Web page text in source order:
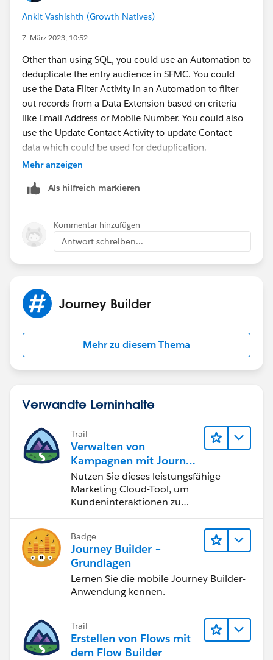
Ankit Vashishth (Growth Natives)
7. März 2023, 10:52
Other than using SQL, you could use an Automation to
deduplicate the entry audience in SFMC. You could
use the Data Filter Activity in an Automation to filter
out records from a Data Extension based on criteria
like Email Address or Mobile Number. You could also
use the Update Contact Activity to update Contact
data which could be used for deduplication.
Mehr anzeigen
Als hilfreich markieren
Kommentar hinzufügen
Antwort schreiben...
Journey Builder
Mehr zu diesem Thema
Verwandte Lerninhalte
Trail
Verwalten von
Kampagnen mit Journey
Builder
Nutzen Sie dieses leistungsfähige
Marketing Cloud-Tool, um
Kundeninteraktionen zu
Badge
Journey Builder –
Grundlagen
Lernen Sie die mobile Journey Builder-
Anwendung kennen.
Trail
Erstellen von Flows mit
dem Flow Builder